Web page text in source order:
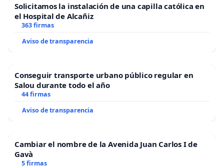
Solicitamos la instalación de una capilla católica en
el Hospital de Alcañiz
363 firmas
Aviso de transparencia
Conseguir transporte urbano público regular en
Salou durante todo el año
44 firmas
Aviso de transparencia
Cambiar el nombre de la Avenida Juan Carlos I de
Gavà
5 firmas